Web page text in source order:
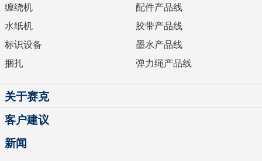
缠绕机
水纸机
标识设备
捆扎
配件产品线
胶带产品线
墨水产品线
弹力绳产品线
关于赛克
客户建议
新闻